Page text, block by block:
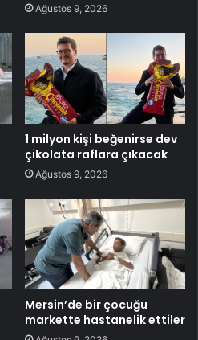
Ağustos 9, 2026
1 milyon kişi beğenirse dev
çikolata raflara çıkacak
Ağustos 9, 2026
Mersin’de bir çocuğu
markette hastanelik ettiler